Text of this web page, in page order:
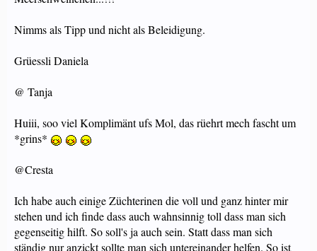
Nimms als Tipp und nicht als Beleidigung.
Grüessli Daniela
@ Tanja
Huiii, soo viel Komplimänt ufs Mol, das rüehrt mech fascht um
*grins*
@Cresta
Ich habe auch einige Züchterinen die voll und ganz hinter mir
stehen und ich finde dass auch wahnsinnig toll dass man sich
gegenseitig hilft. So soll's ja auch sein. Statt dass man sich
ständig nur anzickt sollte man sich untereinander helfen. So ist